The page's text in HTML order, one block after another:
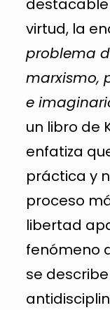
virtud, la
problema
marxismo,
e
un libro de
enfatiza
práctica y
proceso
libertad
fenómeno
se